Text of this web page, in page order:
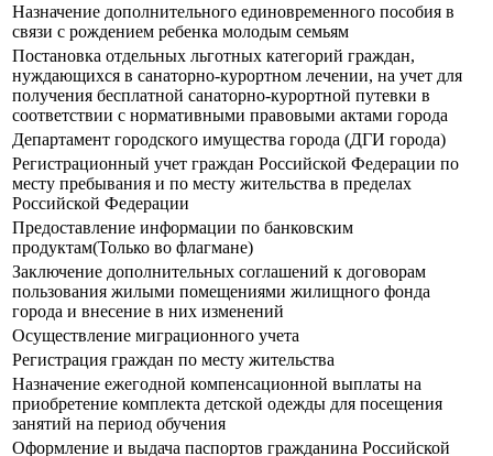
Назначение дополнительного единовременного пособия в
связи с рождением ребенка молодым семьям
Постановка отдельных льготных категорий граждан,
нуждающихся в санаторно-курортном лечении, на учет для
получения бесплатной санаторно-курортной путевки в
соответствии с нормативными правовыми актами города
Департамент городского имущества города (ДГИ города)
Регистрационный учет граждан Российской Федерации по
месту пребывания и по месту жительства в пределах
Российской Федерации
Предоставление информации по банковским
продуктам(Только во флагмане)
Заключение дополнительных соглашений к договорам
пользования жилыми помещениями жилищного фонда
города и внесение в них изменений
Осуществление миграционного учета
Регистрация граждан по месту жительства
Назначение ежегодной компенсационной выплаты на
приобретение комплекта детской одежды для посещения
занятий на период обучения
Оформление и выдача паспортов гражданина Российской